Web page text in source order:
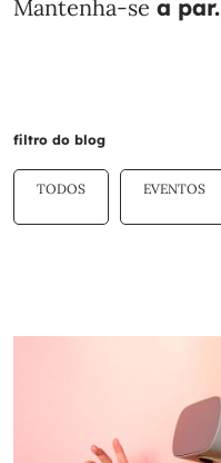
Mantenha-se a par.
filtro do blog
TODOS EVENTOS